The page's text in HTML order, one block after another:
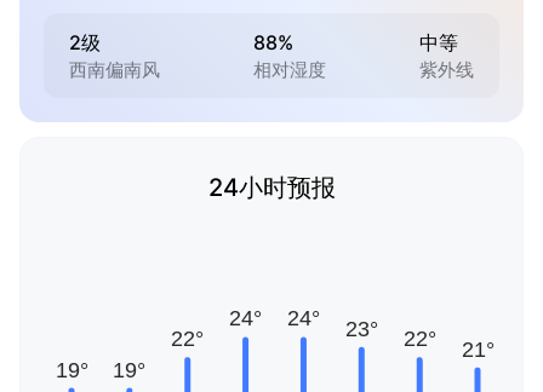
2级
西南偏南风
88%
相对湿度
中等
紫外线
24小时预报